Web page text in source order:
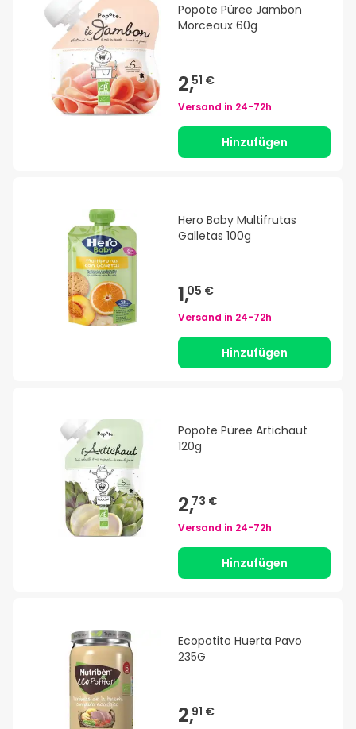
Popote Püree Jambon
Morceaux 60g
2,51 €
Versand in 24-72h
Hinzufügen
Hero Baby Multifrutas
Galletas 100g
1,05 €
Versand in 24-72h
Hinzufügen
Popote Püree Artichaut
120g
2,73 €
Versand in 24-72h
Hinzufügen
Ecopotito Huerta Pavo
235G
2,91 €